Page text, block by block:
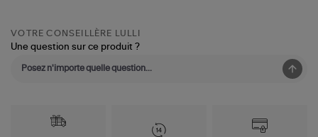
VOTRE CONSEILLÈRE LULLI
Une question sur ce produit ?